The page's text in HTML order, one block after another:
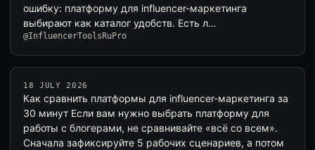
ошибку: платформу для influencer-маркетинга
выбирают как каталог удобств. Есть л…
@InfluencerToolsRuPro
18 JULY 2026
Как сравнить платформы для influencer-маркетинга за
30 минут Если вам нужно выбрать платформу для
работы с блогерами, не сравнивайте «всё со всем».
Сначала зафиксируйте 5 рабочих сценариев, а потом